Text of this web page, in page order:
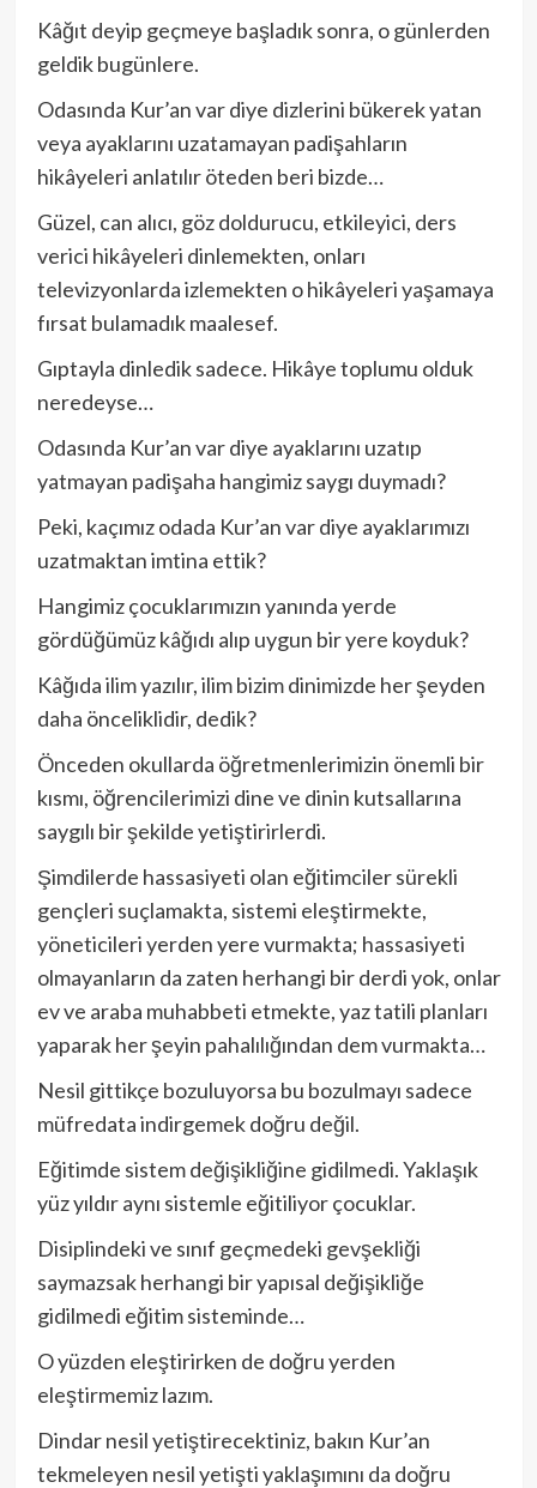
Kâğıt deyip geçmeye başladık sonra, o günlerden
geldik bugünlere.
Odasında Kur’an var diye dizlerini bükerek yatan
veya ayaklarını uzatamayan padişahların
hikâyeleri anlatılır öteden beri bizde…
Güzel, can alıcı, göz doldurucu, etkileyici, ders
verici hikâyeleri dinlemekten, onları
televizyonlarda izlemekten o hikâyeleri yaşamaya
fırsat bulamadık maalesef.
Gıptayla dinledik sadece. Hikâye toplumu olduk
neredeyse…
Odasında Kur’an var diye ayaklarını uzatıp
yatmayan padişaha hangimiz saygı duymadı?
Peki, kaçımız odada Kur’an var diye ayaklarımızı
uzatmaktan imtina ettik?
Hangimiz çocuklarımızın yanında yerde
gördüğümüz kâğıdı alıp uygun bir yere koyduk?
Kâğıda ilim yazılır, ilim bizim dinimizde her şeyden
daha önceliklidir, dedik?
Önceden okullarda öğretmenlerimizin önemli bir
kısmı, öğrencilerimizi dine ve dinin kutsallarına
saygılı bir şekilde yetiştirirlerdi.
Şimdilerde hassasiyeti olan eğitimciler sürekli
gençleri suçlamakta, sistemi eleştirmekte,
yöneticileri yerden yere vurmakta; hassasiyeti
olmayanların da zaten herhangi bir derdi yok, onlar
ev ve araba muhabbeti etmekte, yaz tatili planları
yaparak her şeyin pahalılığından dem vurmakta…
Nesil gittikçe bozuluyorsa bu bozulmayı sadece
müfredata indirgemek doğru değil.
Eğitimde sistem değişikliğine gidilmedi. Yaklaşık
yüz yıldır aynı sistemle eğitiliyor çocuklar.
Disiplindeki ve sınıf geçmedeki gevşekliği
saymazsak herhangi bir yapısal değişikliğe
gidilmedi eğitim sisteminde…
O yüzden eleştirirken de doğru yerden
eleştirmemiz lazım.
Dindar nesil yetiştirecektiniz, bakın Kur’an
tekmeleyen nesil yetişti yaklaşımını da doğru